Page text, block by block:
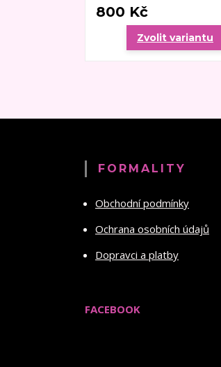
800 Kč
Zvolit variantu
FORMALITY
Obchodní podmínky
Ochrana osobních údajů
Dopravci a platby
FACEBOOK